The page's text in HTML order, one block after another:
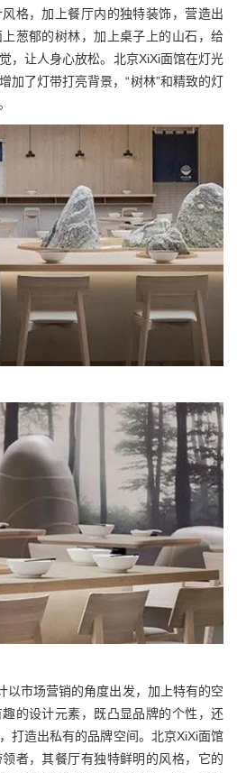
格，加上餐厅内的独特装饰，营造出
葱郁的树林，加上桌子上的山石，给
，让人身心放松。北京XiXi面馆在灯光
加了灯带打亮背景，“树林”和精致的灯
以市场营销的角度出发，加上特有的空
的设计元素，既凸显品牌的个性，还
打造出私有的品牌空间。北京XiXi面馆
者，其餐厅有独特鲜明的风格，它的